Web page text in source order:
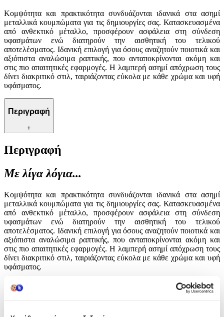
Κομψότητα και πρακτικότητα συνδυάζονται ιδανικά στα ασημί
μεταλλικά κουμπώματα για τις δημιουργίες σας. Κατασκευασμένα
από ανθεκτικό μέταλλο, προσφέρουν ασφάλεια στη σύνδεση
υφασμάτων ενώ διατηρούν την αισθητική του τελικού
αποτελέσματος. Ιδανική επιλογή για όσους αναζητούν ποιοτικά και
αξιόπιστα αναλώσιμα ραπτικής, που ανταποκρίνονται ακόμη και
στις πιο απαιτητικές εφαρμογές. Η λαμπερή ασημί απόχρωση τους
δίνει διακριτικό στιλ, ταιριάζοντας εύκολα με κάθε χρώμα και υφή
υφάσματος.
Περιγραφή
+
Περιγραφή
Με λίγα λόγια...
Κομψότητα και πρακτικότητα συνδυάζονται ιδανικά στα ασημί
μεταλλικά κουμπώματα για τις δημιουργίες σας. Κατασκευασμένα
από ανθεκτικό μέταλλο, προσφέρουν ασφάλεια στη σύνδεση
υφασμάτων ενώ διατηρούν την αισθητική του τελικού
αποτελέσματος. Ιδανική επιλογή για όσους αναζητούν ποιοτικά και
αξιόπιστα αναλώσιμα ραπτικής, που ανταποκρίνονται ακόμη και
στις πιο απαιτητικές εφαρμογές. Η λαμπερή ασημί απόχρωση τους
δίνει διακριτικό στιλ, ταιριάζοντας εύκολα με κάθε χρώμα και υφή
υφάσματος.
Χαρακτηριστικά